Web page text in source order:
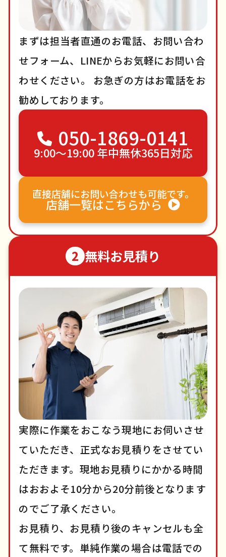
まずは担当者直通のお電話、お問い合わ
せフォーム、LINEからお気軽にお問い合
わせください。
お急ぎの方はお電話をお
勧めしております。
050-1869-0141
9:00〜19:00 年中無休365日対応
直接店舗にお問い合わせも可能です。
店舗一覧はこちらから
2 無料お見積り
実際に作業をおこなう現地にお伺いさせ
ていただき、正式なお見積りをさせてい
ただきます。現地お見積りにかかる時間
はおおよそ10分から20分前後となります
のでご了承ください。
お見積り、お見積り後のキャンセルも全
て無料です。単純作業の場合は電話での